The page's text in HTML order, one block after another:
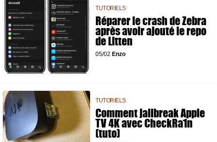
TUTORIELS
Réparer le crash de Zebra
après avoir ajouté le repo
de Litten
05/02 Enzo
TUTORIELS
Comment jailbreak Apple
TV 4K avec CheckRa1n
(tuto)